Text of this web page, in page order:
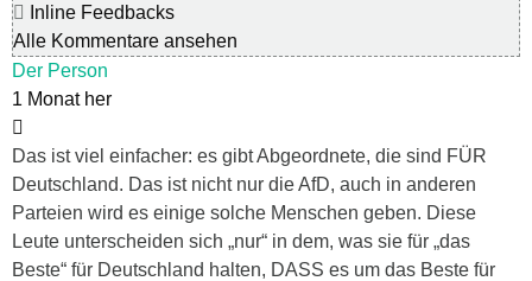
Inline Feedbacks
Alle Kommentare ansehen
Der Person
1 Monat her
Das ist viel einfacher: es gibt Abgeordnete, die sind FÜR
Deutschland. Das ist nicht nur die AfD, auch in anderen
Parteien wird es einige solche Menschen geben. Diese
Leute unterscheiden sich „nur“ in dem, was sie für „das
Beste“ für Deutschland halten, DASS es um das Beste für